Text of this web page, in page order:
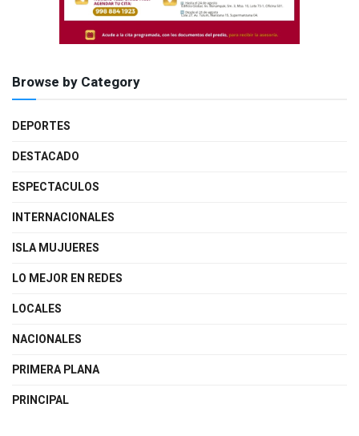
Browse by Category
DEPORTES
DESTACADO
ESPECTACULOS
INTERNACIONALES
ISLA MUJUERES
LO MEJOR EN REDES
LOCALES
NACIONALES
PRIMERA PLANA
PRINCIPAL